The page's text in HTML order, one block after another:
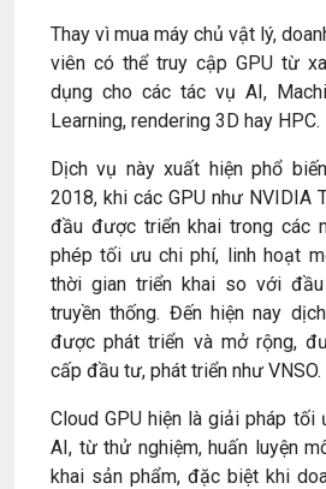
Thay vì mua máy chủ vật lý,
viên có thể truy cập GPU từ
dụng cho các tác vụ AI,
Learning, rendering 3D hay HPC.
Dịch vụ này xuất hiện phổ
2018, khi các GPU như NVIDIA
đầu được triển khai trong các
phép tối ưu chi phí, linh hoạt
thời gian triển khai so với
truyền thống. Đến hiện nay
được phát triển và mở rộng,
cấp đầu tư, phát triển như VNSO.
Cloud GPU hiện là giải pháp tối
AI, từ thử nghiệm, huấn luyện
khai sản phẩm, đặc biệt khi